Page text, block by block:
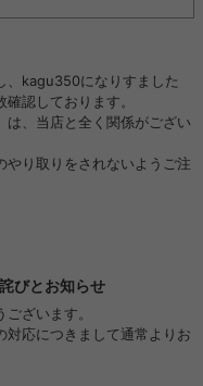
、kagu350になりすました
認しております。
は、当店と全く関係がござい
やり取りをされないようご注
びとお知らせ
ざいます。
対応につきまして通常よりお